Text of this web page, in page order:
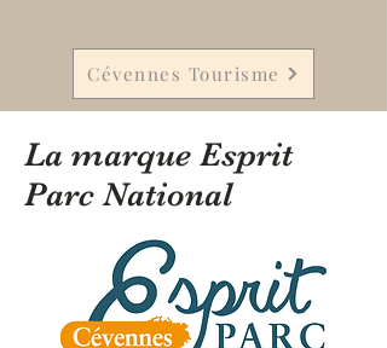
Cévennes Tourisme
La marque Esprit
Parc National